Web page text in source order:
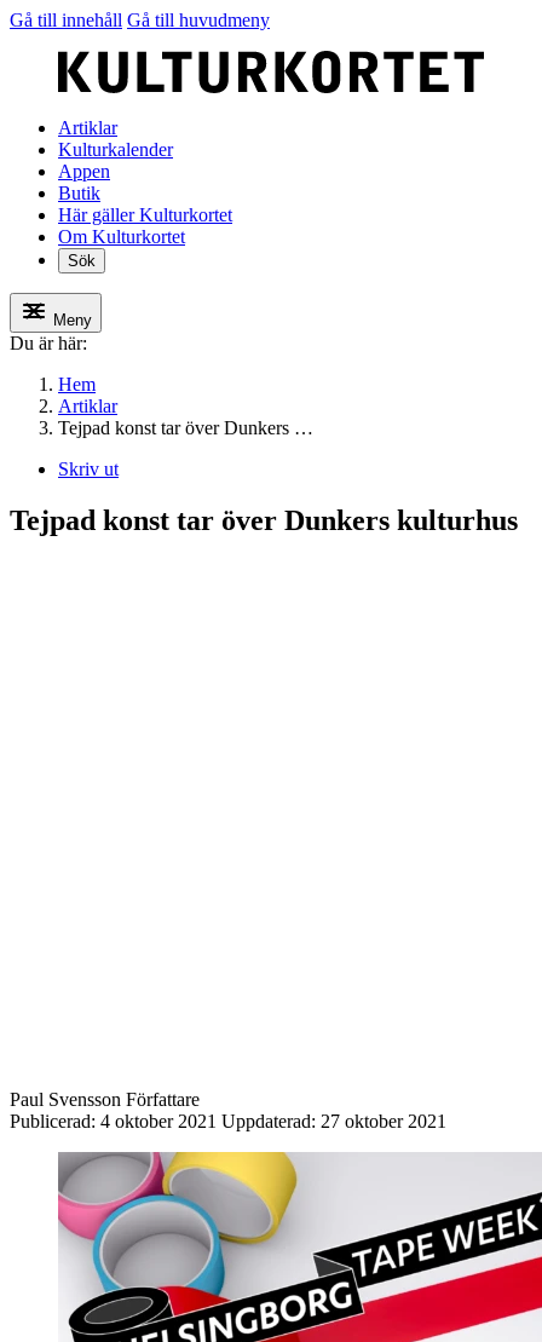
Gå till innehåll Gå till huvudmeny
Artiklar
Kulturkalender
Appen
Butik
Här gäller Kulturkortet
Om Kulturkortet
Sök
Meny
Du är här:
Hem
Artiklar
Tejpad konst tar över Dunkers …
Skriv ut
Tejpad konst tar över Dunkers kulturhus
Paul Svensson Författare
Publicerad: 4 oktober 2021 Uppdaterad: 27 oktober 2021